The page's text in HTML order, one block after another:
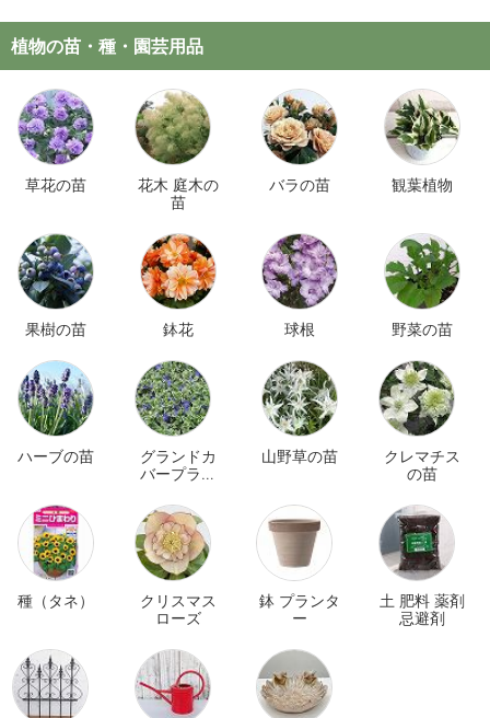
植物の苗・種・園芸用品
草花の苗
花木 庭木の
苗
バラの苗 観葉植物
果樹の苗 鉢花 球根 野菜の苗
ハーブの苗
グランドカ
バープラン
山野草の苗
クレマチス
の苗
種（タネ）
クリスマス
ローズ
鉢 プランタ
ー
土 肥料 薬剤
忌避剤